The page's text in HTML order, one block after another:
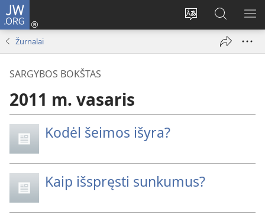
JW.ORG
Pakeisti
svetainės
Prisijungti
(atsiveria Paieška
svetainėje
JW.ORG
Žurnalai
SARGYBOS BOKŠTAS
2011 m. vasaris
Kodėl šeimos išyra?
Kaip išspręsti sunkumus?